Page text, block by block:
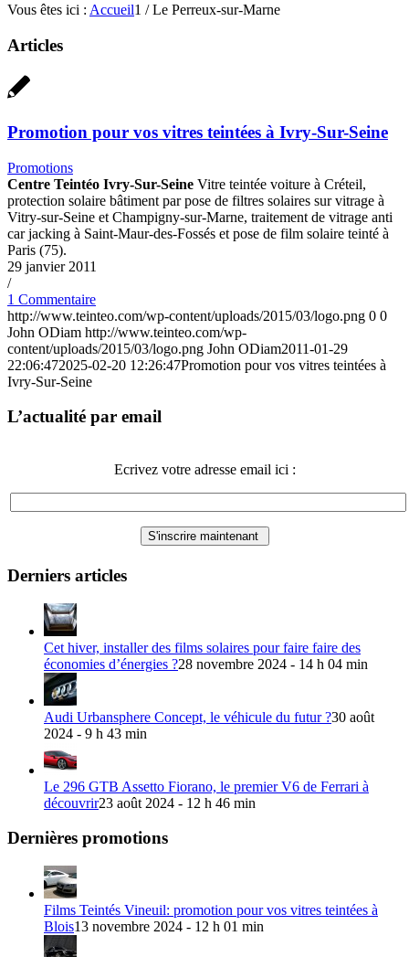
Vous êtes ici : Accueil1 / Le Perreux-sur-Marne
Articles
Promotion pour vos vitres teintées à Ivry-Sur-Seine
Promotions
Centre Teintéo Ivry-Sur-Seine Vitre teintée voiture à Créteil,
protection solaire bâtiment par pose de filtres solaires sur vitrage à
Vitry-sur-Seine et Champigny-sur-Marne, traitement de vitrage anti
car jacking à Saint-Maur-des-Fossés et pose de film solaire teinté à
Paris (75).
29 janvier 2011
/
1 Commentaire
http://www.teinteo.com/wp-content/uploads/2015/03/logo.png 0 0
John ODiam http://www.teinteo.com/wp-
content/uploads/2015/03/logo.png John ODiam2011-01-29
22:06:472025-02-20 12:26:47Promotion pour vos vitres teintées à
Ivry-Sur-Seine
L’actualité par email
Ecrivez votre adresse email ici :
Derniers articles
Cet hiver, installer des films solaires pour faire faire des
économies d’énergies ?28 novembre 2024 - 14 h 04 min
Audi Urbansphere Concept, le véhicule du futur ?30 août
2024 - 9 h 43 min
Le 296 GTB Assetto Fiorano, le premier V6 de Ferrari à
découvrir23 août 2024 - 12 h 46 min
Dernières promotions
Films Teintés Vineuil: promotion pour vos vitres teintées à
Blois13 novembre 2024 - 12 h 01 min